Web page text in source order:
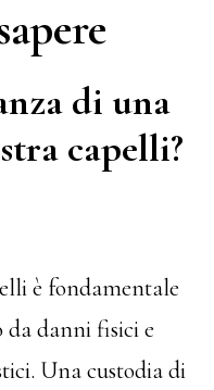
di una
capelli?
è fondamentale
da danni fisici e
Una custodia di